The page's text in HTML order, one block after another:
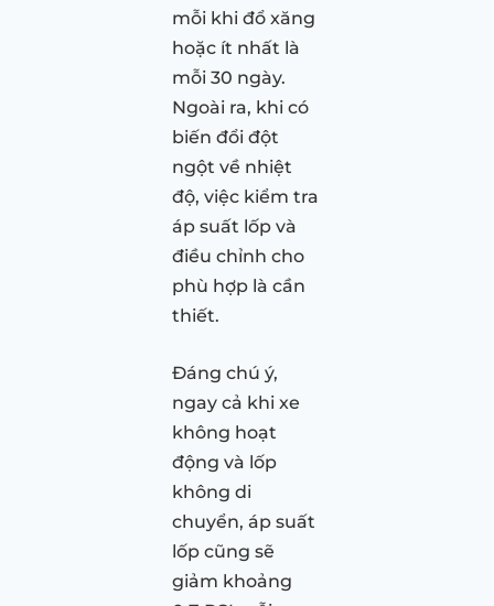
mỗi khi đổ xăng
hoặc ít nhất là
mỗi 30 ngày.
Ngoài ra, khi có
biến đổi đột
ngột về nhiệt
độ, việc kiểm tra
áp suất lốp và
điều chỉnh cho
phù hợp là cần
thiết.
Đáng chú ý,
ngay cả khi xe
không hoạt
động và lốp
không di
chuyển, áp suất
lốp cũng sẽ
giảm khoảng